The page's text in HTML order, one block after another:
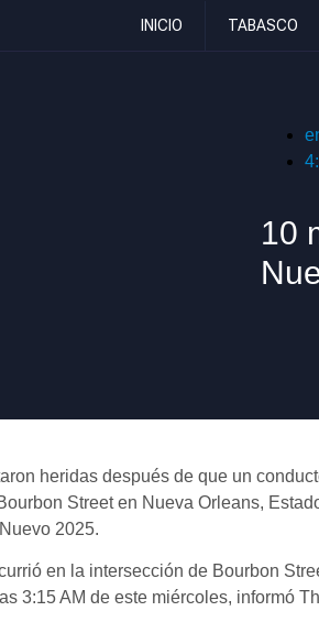
INICIO TABASCO
10
heridas después de que un
Street en Nueva Orleans,
2025.
en la intersección de Bourbon
3:15 AM de este miércoles, informó